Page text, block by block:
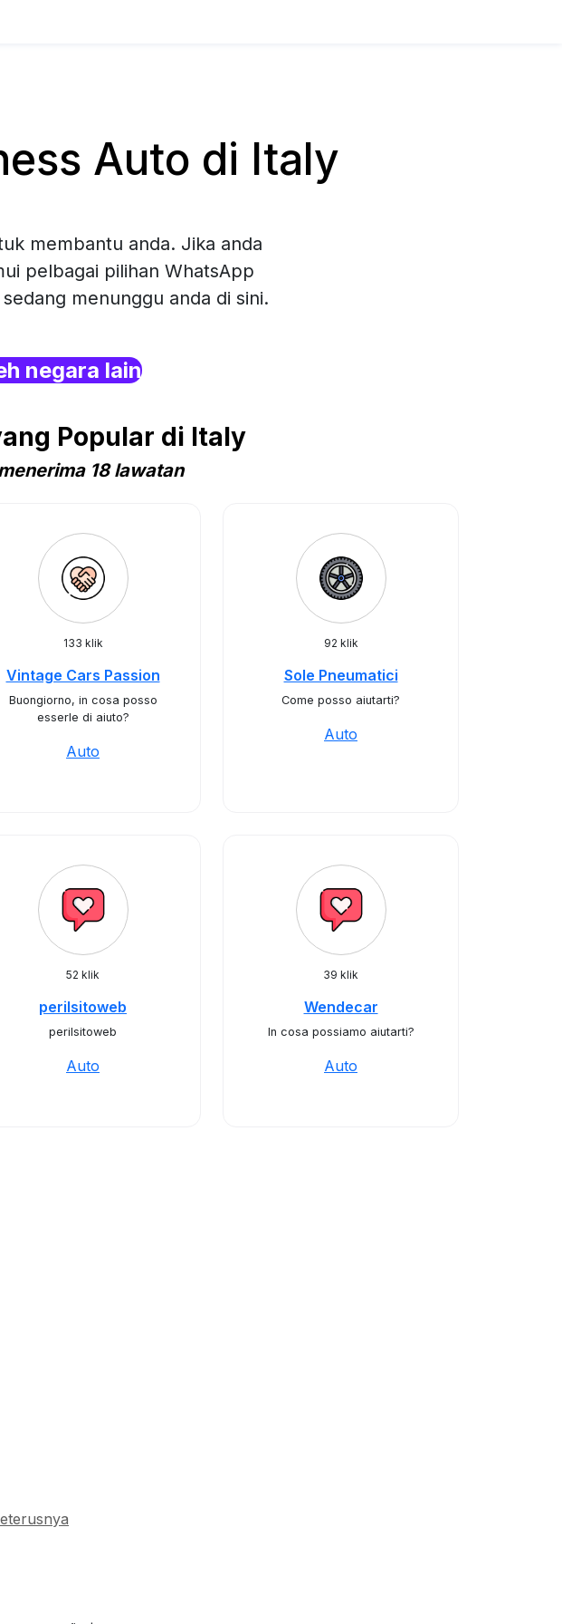
Auto di Italy
membantu anda. Jika anda
pelbagai pilihan WhatsApp
menunggu anda di sini.
negara lain
Popular di Italy
18 lawatan
133 klik
Vintage Cars Passion
Buongiorno, in cosa posso
esserle di aiuto?
Auto
92 klik
Sole Pneumatici
Come posso aiutarti?
Auto
52 klik
perilsitoweb
perilsitoweb
Auto
39 klik
Wendecar
In cosa possiamo aiutarti?
Auto